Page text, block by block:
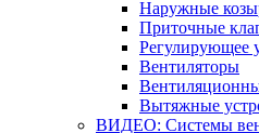
Наружные
Приточные
Регулирующее
Вентиляторы
Вытяжные
ВИДЕО: Системы